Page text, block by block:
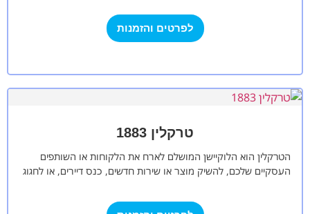
לפרטים והזמנות
טרקלין 1883
הטרקלין הוא הלוקיישן המושלם לארח את הלקוחות או השותפים
העסקיים שלכם, להשיק מוצר או שירות חדשים, כנס דיירים, או לחגוג